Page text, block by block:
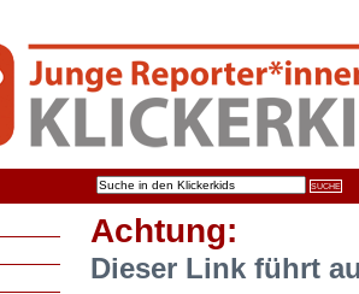
Achtung:
Dieser Link führt